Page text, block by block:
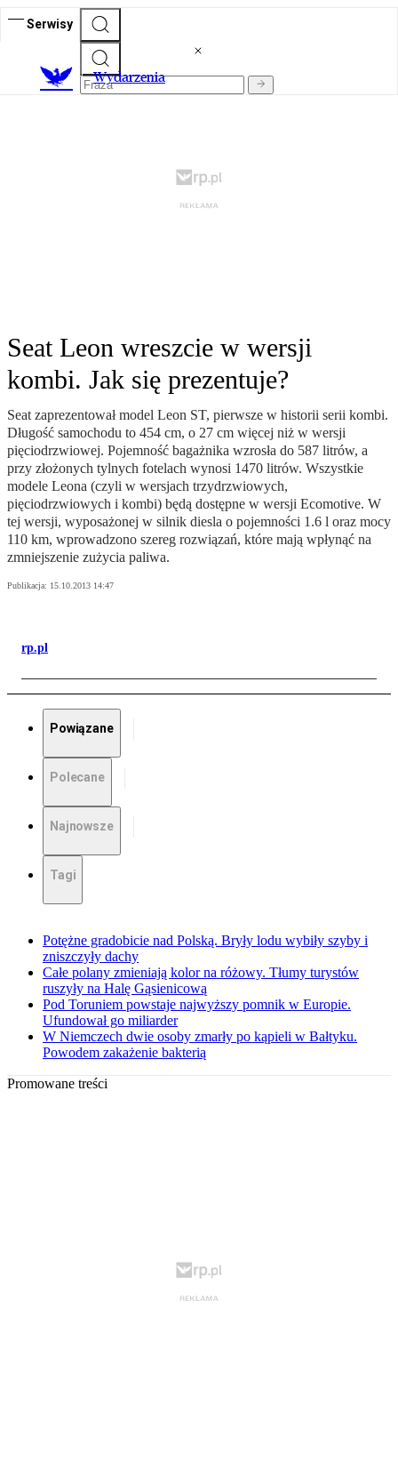
Serwisy
Wydarzenia
Seat Leon wreszcie w wersji
kombi. Jak się prezentuje?
Seat zaprezentował model Leon ST, pierwsze w historii serii kombi.
Długość samochodu to 454 cm, o 27 cm więcej niż w wersji
pięciodrzwiowej. Pojemność bagażnika wzrosła do 587 litrów, a
przy złożonych tylnych fotelach wynosi 1470 litrów. Wszystkie
modele Leona (czyli w wersjach trzydrzwiowych,
pięciodrzwiowych i kombi) będą dostępne w wersji Ecomotive. W
tej wersji, wyposażonej w silnik diesla o pojemności 1.6 l oraz mocy
110 km, wprowadzono szereg rozwiązań, które mają wpłynąć na
zmniejszenie zużycia paliwa.
Publikacja: 15.10.2013 14:47
rp.pl
Powiązane
Polecane
Najnowsze
Tagi
Potężne gradobicie nad Polską. Bryły lodu wybiły szyby i
zniszczyły dachy
Całe polany zmieniają kolor na różowy. Tłumy turystów
ruszyły na Halę Gąsienicową
Pod Toruniem powstaje najwyższy pomnik w Europie.
Ufundował go miliarder
W Niemczech dwie osoby zmarły po kąpieli w Bałtyku.
Powodem zakażenie bakterią
Promowane treści